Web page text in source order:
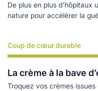
De plus en plus d'hôpitaux
nature pour accélérer la
Coup de cœur durable
La crème à la bave
Troquez vos crèmes
Lire plus